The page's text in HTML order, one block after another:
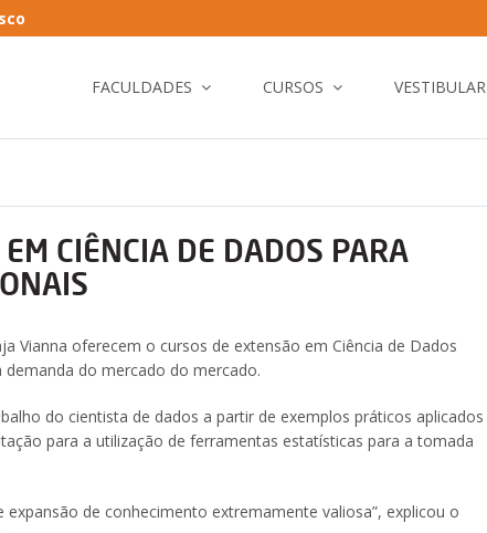
FACULDADES CURSOS VESTIBULAR
CIÊNCIA DE DADOS PARA
Vianna oferecem o cursos de extensão em Ciência de Dados
do mercado do mercado.
do cientista de dados a partir de exemplos práticos aplicados
para a utilização de ferramentas estatísticas para a tomada
de conhecimento extremamente valiosa”, explicou o